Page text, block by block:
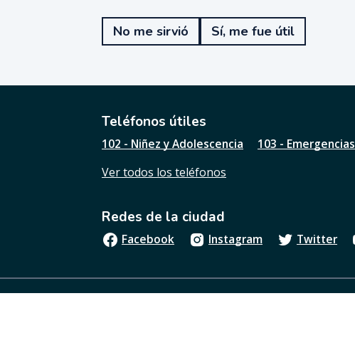
e
u
t
l
s
a
g
i
n
?
No me sirvió Sí, me fue útil
Teléfonos útiles
102 - Niñez y Adolescencia 103 - Emergencias
Ver todos los teléfonos
Redes de la ciudad
Facebook Instagram Twitter